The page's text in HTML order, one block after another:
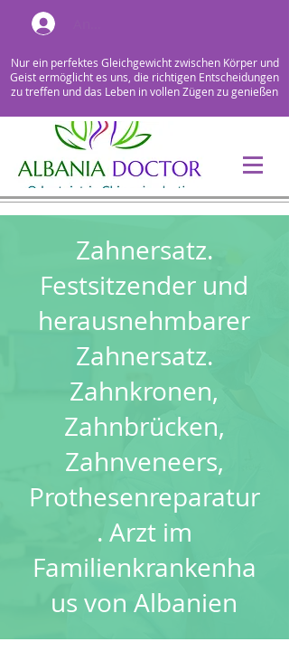
Nur ein perfektes Gleichgewicht zwischen Körper und
Geist ermöglicht es uns, die richtigen Entscheidungen
zu treffen und das Leben in vollen Zügen zu genießen
Zahnersatz.
Festsitzender und
herausnehmbarer
Zahnersatz.
Zahnkronen,
Zahnbrücken,
Zahnveneers,
Prothesenreparatur
. Arzt im
Familienkrankenha
us von Albanien